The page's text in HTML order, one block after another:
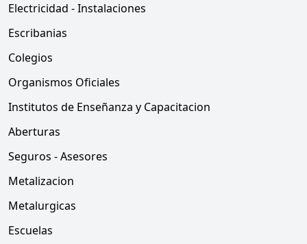
Electricidad - Instalaciones
Escribanias
Colegios
Organismos Oficiales
Institutos de Enseñanza y Capacitacion
Aberturas
Seguros - Asesores
Metalizacion
Metalurgicas
Escuelas